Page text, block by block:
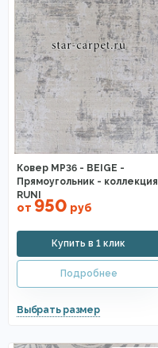
Ковер MP36 - BEIGE -
Прямоугольник - коллекция
RUNI
от 950 руб